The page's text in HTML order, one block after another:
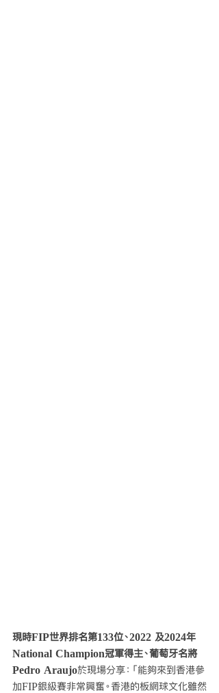
現時FIP世界排名第133位、2022 及2024年
National Champion冠軍得主、葡萄牙名將
Pedro Araujo於現場分享：「能夠來到香港參
加FIP銀級賽非常興奮。香港的板網球文化雖然